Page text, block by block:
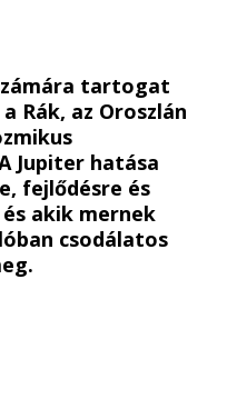
tartogat
Rák, az Oroszlán
Jupiter hatása
fejlődésre és
akik mernek
csodálatos